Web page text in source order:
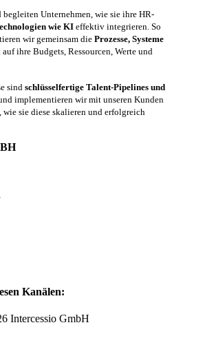
Unternehmen, wie sie ihre HR-
wie KI effektiv integrieren. So
wir gemeinsam die Prozesse, Systeme
ihre Budgets, Ressourcen, Werte und
sind schlüsselfertige Talent-Pipelines und
implementieren wir mit unseren Kunden
wie sie diese skalieren und erfolgreich
Kanälen:
Intercessio GmbH